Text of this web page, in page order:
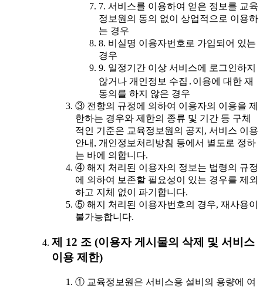
7. 서비스를 이용하여 얻은 정보를 교육
정보원의 동의 없이 상업적으로 이용하
는 경우
8. 비실명 이용자번호로 가입되어 있는
경우
9. 일정기간 이상 서비스에 로그인하지
않거나 개인정보 수집․이용에 대한 재
동의를 하지 않은 경우
③ 전항의 규정에 의하여 이용자의 이용을 제
한하는 경우와 제한의 종류 및 기간 등 구체
적인 기준은 교육정보원의 공지, 서비스 이용
안내, 개인정보처리방침 등에서 별도로 정하
는 바에 의합니다.
④ 해지 처리된 이용자의 정보는 법령의 규정
에 의하여 보존할 필요성이 있는 경우를 제외
하고 지체 없이 파기합니다.
⑤ 해지 처리된 이용자번호의 경우, 재사용이
불가능합니다.
제 12 조 (이용자 게시물의 삭제 및 서비스
이용 제한)
① 교육정보원은 서비스용 설비의 용량에 여